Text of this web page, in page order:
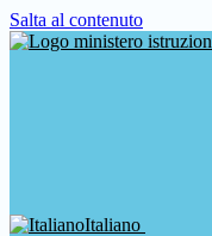
Salta al contenuto
Italiano